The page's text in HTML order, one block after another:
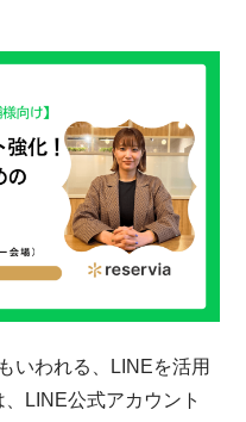
いわれる、LINEを活用
LINE公式アカウント